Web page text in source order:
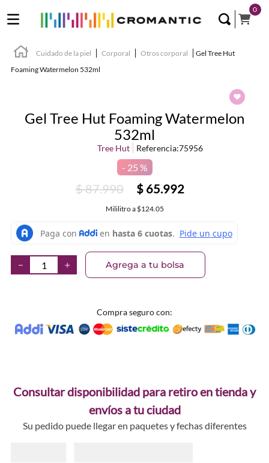
0
Cuidado de la piel Corporal Otros corporal
Gel Tree Hut
Foaming Watermelon 532ml
Gel Tree Hut Foaming Watermelon
532ml
Tree Hut Referencia:75956
25 %
$87.990 $ 65.992
Mililitroa $124.05
＋
－ Agrega a tu bolsa
Compra seguro con:
Consultar disponibilidad para retiro en tienda y
envíos a tu ciudad
Su pedido puede llegar en paquetes y fechas diferentes